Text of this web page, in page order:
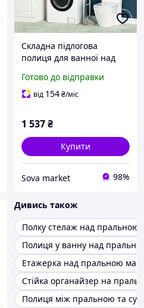
Складна підлогова
полиця для ванної над
сушилкою 65х25х160, Біла
Готово до відправки
від 154₴/міс
1 537₴
Купити
Sova market 98%
Дивись також
Полку стелаж над
Полиця у ванну над
Етажерка над пральною
Стійка органайзер на
Полиця між пральною та